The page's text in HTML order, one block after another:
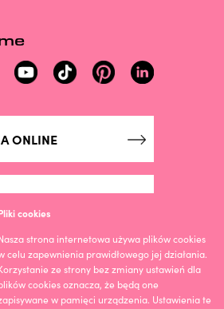
ONLINE
© 2023. DESIGN BY ROOGMEDIA
cookies
strona internetowa używa plików cookies
celu zapewnienia prawidłowego jej działania.
ze strony bez zmiany ustawień dla
cookies oznacza, że będą one
w pamięci urządzenia. Ustawienia te